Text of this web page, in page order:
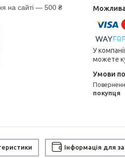
на сайті — 500 ₴
У
можете
покупця
Інформація для